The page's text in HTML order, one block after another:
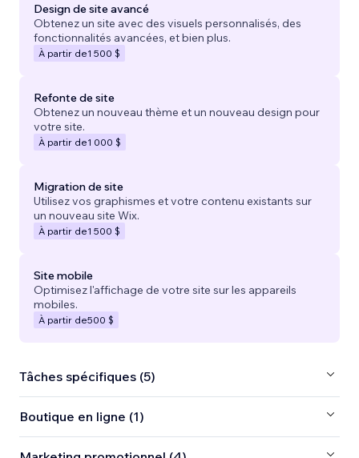
Design de site avancé
Obtenez un site avec des visuels personnalisés, des
fonctionnalités avancées, et bien plus.
À partir de1 500 $
Refonte de site
Obtenez un nouveau thème et un nouveau design pour
votre site.
À partir de1 000 $
Migration de site
Utilisez vos graphismes et votre contenu existants sur
un nouveau site Wix.
À partir de1 500 $
Site mobile
Optimisez l'affichage de votre site sur les appareils
mobiles.
À partir de500 $
Tâches spécifiques (5)
Boutique en ligne (1)